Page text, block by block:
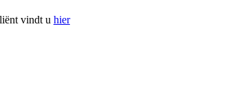
vindt u hier